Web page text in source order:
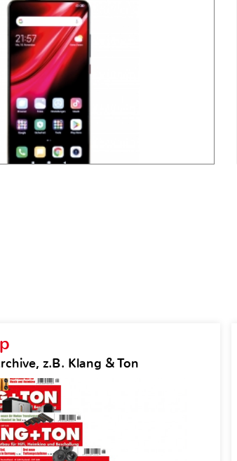
z.B. Klang & Ton